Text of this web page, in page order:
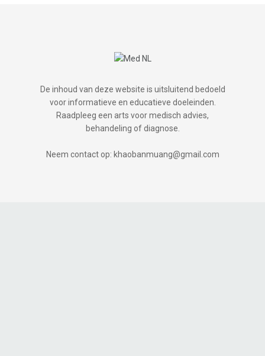
De inhoud van deze website is uitsluitend bedoeld
voor informatieve en educatieve doeleinden.
Raadpleeg een arts voor medisch advies,
behandeling of diagnose.
Neem contact op: khaobanmuang@gmail.com